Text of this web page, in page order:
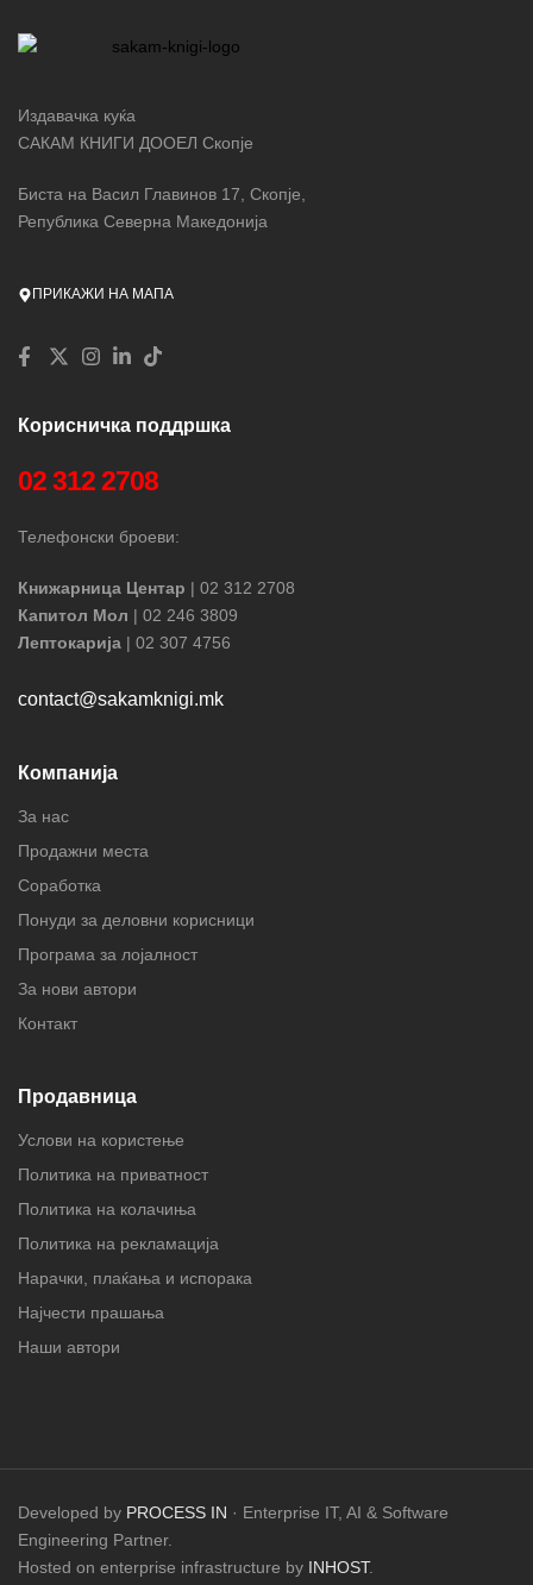
Издавачка куќа
САКАМ КНИГИ ДООЕЛ Скопје
Биста на Васил Главинов 17, Скопје,
Република Северна Македонија
ПРИКАЖИ НА МАПА
Корисничка поддршка
02 312 2708
Телефонски броеви:
Книжарница Центар | 02 312 2708
Капитол Мол | 02 246 3809
Лептокарија | 02 307 4756
contact@sakamknigi.mk
Компанија
За нас
Продажни места
Соработка
Понуди за деловни корисници
Програма за лојалност
За нови автори
Контакт
Продавница
Услови на користење
Политика на приватност
Политика на колачиња
Политика на рекламација
Нарачки, плаќања и испорака
Најчести прашања
Наши автори
Developed by PROCESS IN · Enterprise IT, AI & Software
Engineering Partner.
Hosted on enterprise infrastructure by INHOST.